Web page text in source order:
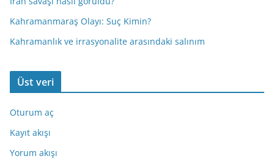
Kahramanmaraş Olayı: Suç Kimin?
Kahramanlık ve irrasyonalite arasındaki salınım
Üst veri
Oturum aç
Kayıt akışı
Yorum akışı